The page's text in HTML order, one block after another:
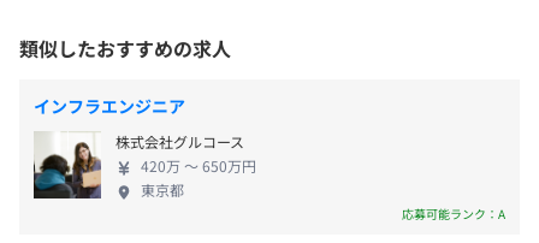
■新聞社編成サブシステム開発
■ゴルフ場予約サービスの開発 など
社員ひとりひとりが思い描く理想のキャリアを築いていけ
本社、および自宅またはお客様先
会社の定める場所（テレワークをおこなう場所を含む）
受動喫煙防止措置に関する事項
従業員に対する受動喫煙対策：敷地内禁煙
■交通費支給（規定あり）
■時間外手当（100%支給）
■役職手当
るため、新しい領域に挑戦できる環境があります。ご
自身のスキルやキャリアを考えつつ、挑戦したいと
思っていただけるような案件を検討・ご提案いたし
ます。 当社には、エンジニアのキャリアアップ実現
や仕事に充実感を持っていただくためのサポートを
おこなうキャリアアドバイザーが在籍しています。キ
ャリアアドバイザーはエンジニアひとりひとりと継
類似したおすすめの求人
インフラエンジニア
株式会社グルコース
420万 〜 650万円
東京都
応募可能ランク：A